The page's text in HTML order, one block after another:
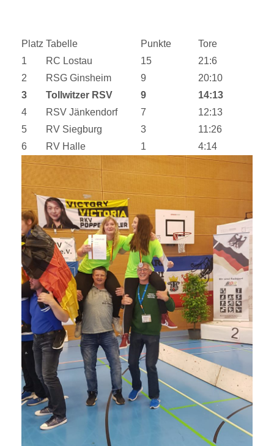
Platz Tabelle Punkte
Tore
1
RC Lostau 15
21:6
2
RSG Ginsheim 9
20:10
3
Tollwitzer RSV 9
14:13
4
RSV Jänkendorf 7
12:13
5
RV Siegburg 3
11:26
6
RV Halle 1 4:14